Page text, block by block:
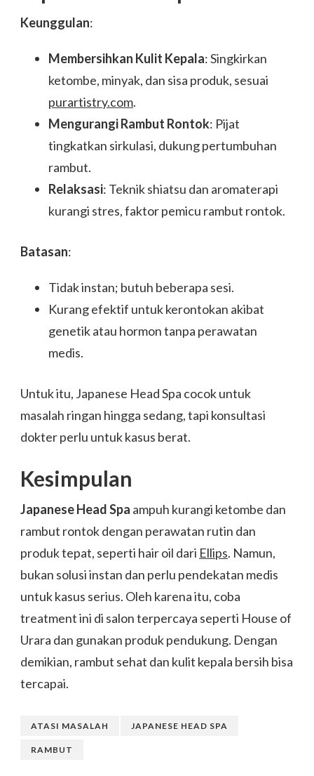
Keunggulan:
Membersihkan Kulit Kepala: Singkirkan
ketombe, minyak, dan sisa produk, sesuai
purartistry.com.
Mengurangi Rambut Rontok: Pijat
tingkatkan sirkulasi, dukung pertumbuhan
rambut.
Relaksasi: Teknik shiatsu dan aromaterapi
kurangi stres, faktor pemicu rambut rontok.
Batasan:
Tidak instan; butuh beberapa sesi.
Kurang efektif untuk kerontokan akibat
genetik atau hormon tanpa perawatan
medis.
Untuk itu, Japanese Head Spa cocok untuk
masalah ringan hingga sedang, tapi konsultasi
dokter perlu untuk kasus berat.
Kesimpulan
Japanese Head Spa ampuh kurangi ketombe dan
rambut rontok dengan perawatan rutin dan
produk tepat, seperti hair oil dari Ellips. Namun,
bukan solusi instan dan perlu pendekatan medis
untuk kasus serius. Oleh karena itu, coba
treatment ini di salon terpercaya seperti House of
Urara dan gunakan produk pendukung. Dengan
demikian, rambut sehat dan kulit kepala bersih bisa
tercapai.
ATASI MASALAH JAPANESE HEAD SPA
RAMBUT